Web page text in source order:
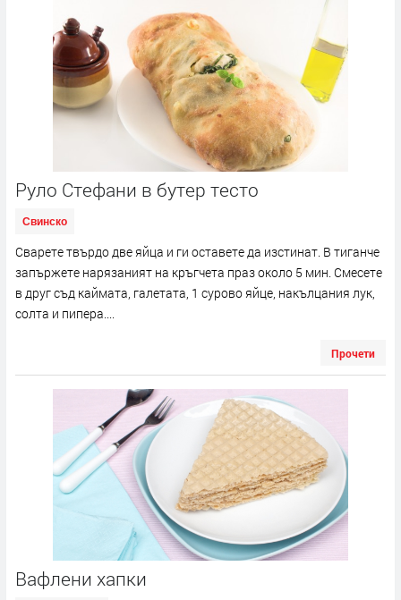
Руло Стефани в бутер тесто
Свинско
Сварете твърдо две яйца и ги оставете да изстинат. В тиганче
запържете нарязаният на кръгчета праз около 5 мин. Смесете
в друг съд каймата, галетата, 1 сурово яйце, накълцания лук,
солта и пипера....
Прочети
Вафлени хапки